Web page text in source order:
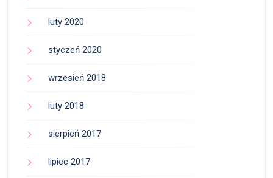
luty 2020
styczeń 2020
wrzesień 2018
luty 2018
sierpień 2017
lipiec 2017